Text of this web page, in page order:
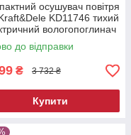
осушувач повітря
KD11746 тихий
вологопоглинач
до відправки
₴ 3 732 ₴
Купити